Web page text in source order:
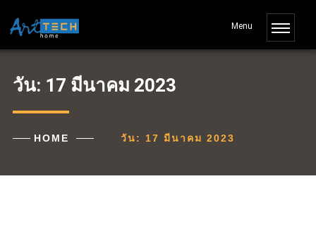
วัน: 17 มีนาคม 2023
HOME วัน: 17 มีนาคม 2023